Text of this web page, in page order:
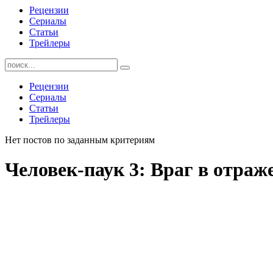
Рецензии
Сериалы
Статьи
Трейлеры
Найти:
Рецензии
Сериалы
Статьи
Трейлеры
Нет постов по заданным критериям
Человек-паук 3: Враг в